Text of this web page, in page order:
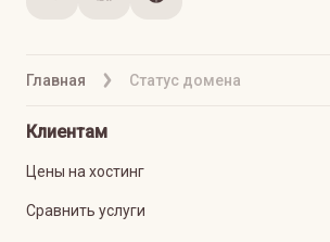
Главная Статус домена
Клиентам
Цены на хостинг
Сравнить услуги